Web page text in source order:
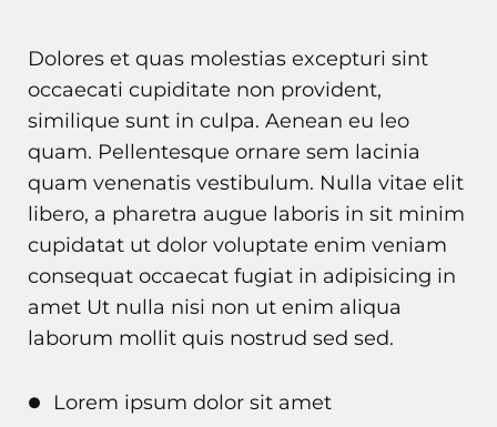
Dolores et quas molestias excepturi sint
occaecati cupiditate non provident,
similique sunt in culpa. Aenean eu leo
quam. Pellentesque ornare sem lacinia
quam venenatis vestibulum. Nulla vitae elit
libero, a pharetra augue laboris in sit minim
cupidatat ut dolor voluptate enim veniam
consequat occaecat fugiat in adipisicing in
amet Ut nulla nisi non ut enim aliqua
laborum mollit quis nostrud sed sed.
Lorem ipsum dolor sit amet